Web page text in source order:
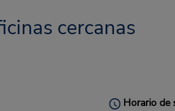
cercanas
Horario de